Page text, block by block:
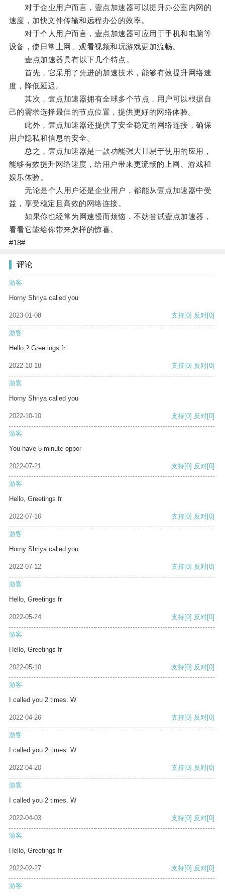
对于企业用户而言，壹点加速器可以提升办公室内网的
速度，加快文件传输和远程办公的效率。
对于个人用户而言，壹点加速器可应用于手机和电脑等
设备，使日常上网、观看视频和玩游戏更加流畅。
壹点加速器具有以下几个特点。
首先，它采用了先进的加速技术，能够有效提升网络速
度，降低延迟。
其次，壹点加速器拥有全球多个节点，用户可以根据自
己的需求选择最佳的节点位置，提供更好的网络体验。
此外，壹点加速器还提供了安全稳定的网络连接，确保
用户隐私和信息的安全。
总之，壹点加速器是一款功能强大且易于使用的应用，
能够有效提升网络速度，给用户带来更流畅的上网、游戏和
娱乐体验。
无论是个人用户还是企业用户，都能从壹点加速器中受
益，享受稳定且高效的网络连接。
如果你也经常为网速慢而烦恼，不妨尝试壹点加速器，
看看它能给你带来怎样的惊喜。
#18#
评论
游客
Horny Shriya called you
2023-01-08 支持[0] 反对[0]
游客
Hello,? Greetings fr
2022-10-18 支持[0] 反对[0]
游客
Horny Shriya called you
2022-10-10 支持[0] 反对[0]
游客
You have 5 minute oppor
2022-07-21 支持[0] 反对[0]
游客
Hello, Greetings fr
2022-07-16 支持[0] 反对[0]
游客
Horny Shriya called you
2022-07-12 支持[0] 反对[0]
游客
Hello, Greetings fr
2022-05-24 支持[0] 反对[0]
游客
Hello, Greetings fr
2022-05-10 支持[0] 反对[0]
游客
I called you 2 times. W
2022-04-26 支持[0] 反对[0]
游客
I called you 2 times. W
2022-04-20 支持[0] 反对[0]
游客
I called you 2 times. W
2022-04-03 支持[0] 反对[0]
游客
Hello, Greetings fr
2022-02-27 支持[0] 反对[0]
游客